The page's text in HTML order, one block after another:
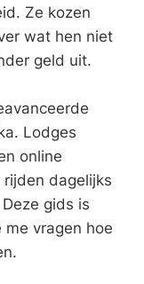
Ze kozen
wat hen niet
geld uit.
Lodges
online
dagelijks
gids is
vragen hoe